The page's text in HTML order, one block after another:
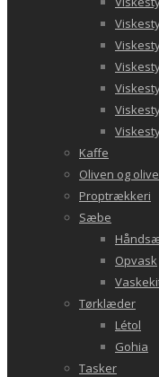
Kaffe
Oliven og
Proptrækkeri
Sæbe
Opvask
Tørklæder
Létol
Gohia
Tasker